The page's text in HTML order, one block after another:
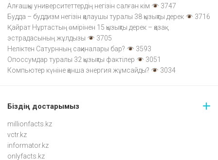
Алғашқы университеттердің негізін салған кім
3747
Будда – буддизм негізін қалаушы туралы 38 қызықты дерек
3716
Қайрат Нұртастың өмірінен 15 қызықты дерек – қазақ
эстрадасының жұлдызы
3705
Неліктен Сатурнның сақиналары бар?
3593
Опоссумдар туралы 32 қызықты фактілер
3051
Компьютер күніне қанша энергия жұмсайды?
3034
Біздің достарымыз
millionfacts.kz
vctr.kz
informator.kz
onlyfacts.kz